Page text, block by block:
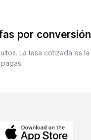
por conversión
La tasa cotizada es la